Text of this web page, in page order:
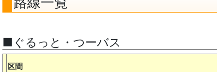
■ぐるっと・つーバス
区間